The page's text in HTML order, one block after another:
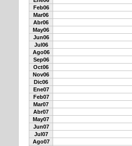
Feb06
Mar06
Abr06
May06
Jun06
Jul06
Ago06
Sep06
Oct06
Nov06
Dic06
Ene07
Feb07
Mar07
Abr07
May07
Jun07
Jul07
Ago07